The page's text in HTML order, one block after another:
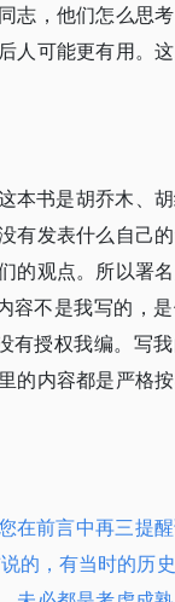
志，他们怎么思
人可能更有用。
本书是胡乔木、
有发表什么自己
的观点。所以署
容不是我写的，
有授权我编。写
的内容都是严格
在前言中再三提
的，有当时的历